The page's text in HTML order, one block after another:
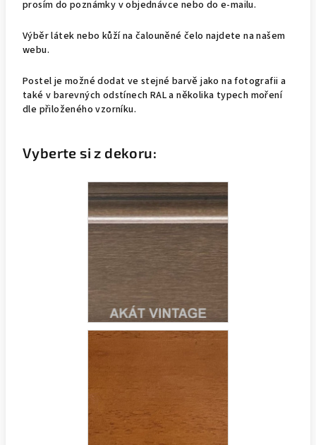
prosím do poznámky v objednávce nebo do e-mailu.
Výběr látek nebo kůží na čalouněné čelo najdete na našem
webu.
Postel je možné dodat ve stejné barvě jako na fotografii a
také v barevných odstínech RAL a několika typech moření
dle přiloženého vzorníku.
Vyberte si z dekoru: